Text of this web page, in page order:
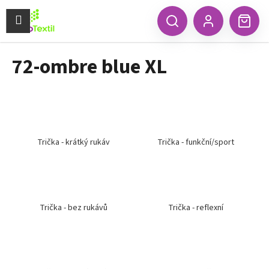
obsah
HledatPřihlášení
Menu
72-ombre blue XL
Trička - krátký rukáv Trička - funkční/sport
Trička - bez rukávů Trička - reflexní
K
š Zpět
Zpět
C